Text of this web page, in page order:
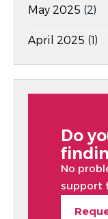
May 2025 (2)
April 2025 (1)
Do
No
support